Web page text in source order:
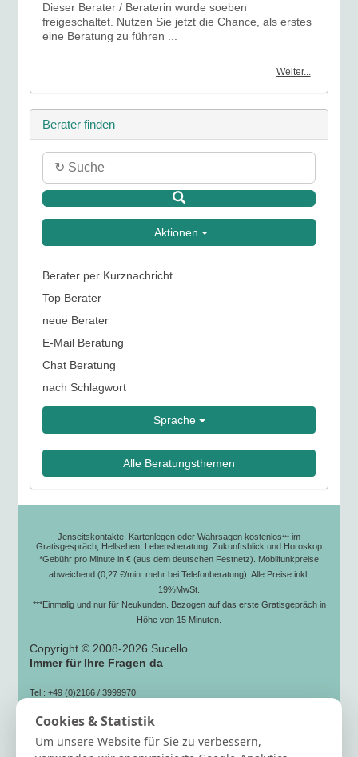
Dieser Berater / Beraterin wurde soeben
freigeschaltet. Nutzen Sie jetzt die Chance, als erstes
eine Beratung zu führen ...
Weiter...
Berater finden
Aktionen
Berater per Kurznachricht
Top Berater
neue Berater
E-Mail Beratung
Chat Beratung
nach Schlagwort
Sprache
Alle Beratungsthemen
Jenseitskontakte , Kartenlegen oder Wahrsagen kostenlos*** im
Gratisgespräch, Hellsehen, Lebensberatung, Zukunftsblick und Horoskop
*Gebühr pro Minute in € (aus dem deutschen Festnetz). Mobilfunkpreise
abweichend (0,27 €/min. mehr bei Telefonberatung). Alle Preise inkl.
19%MwSt.
***Einmalig und nur für Neukunden. Bezogen auf das erste Gratisgepräch in
Höhe von 15 Minuten.
Copyright © 2008-2026 Sucello
Immer für Ihre Fragen da
Tel.: +49 (0)2166 / 3999970
Fax: +49 (0)2166 / 3999979
Mail: info[@]sucello.de
Cookies & Statistik
Um unsere Website für Sie zu verbessern,